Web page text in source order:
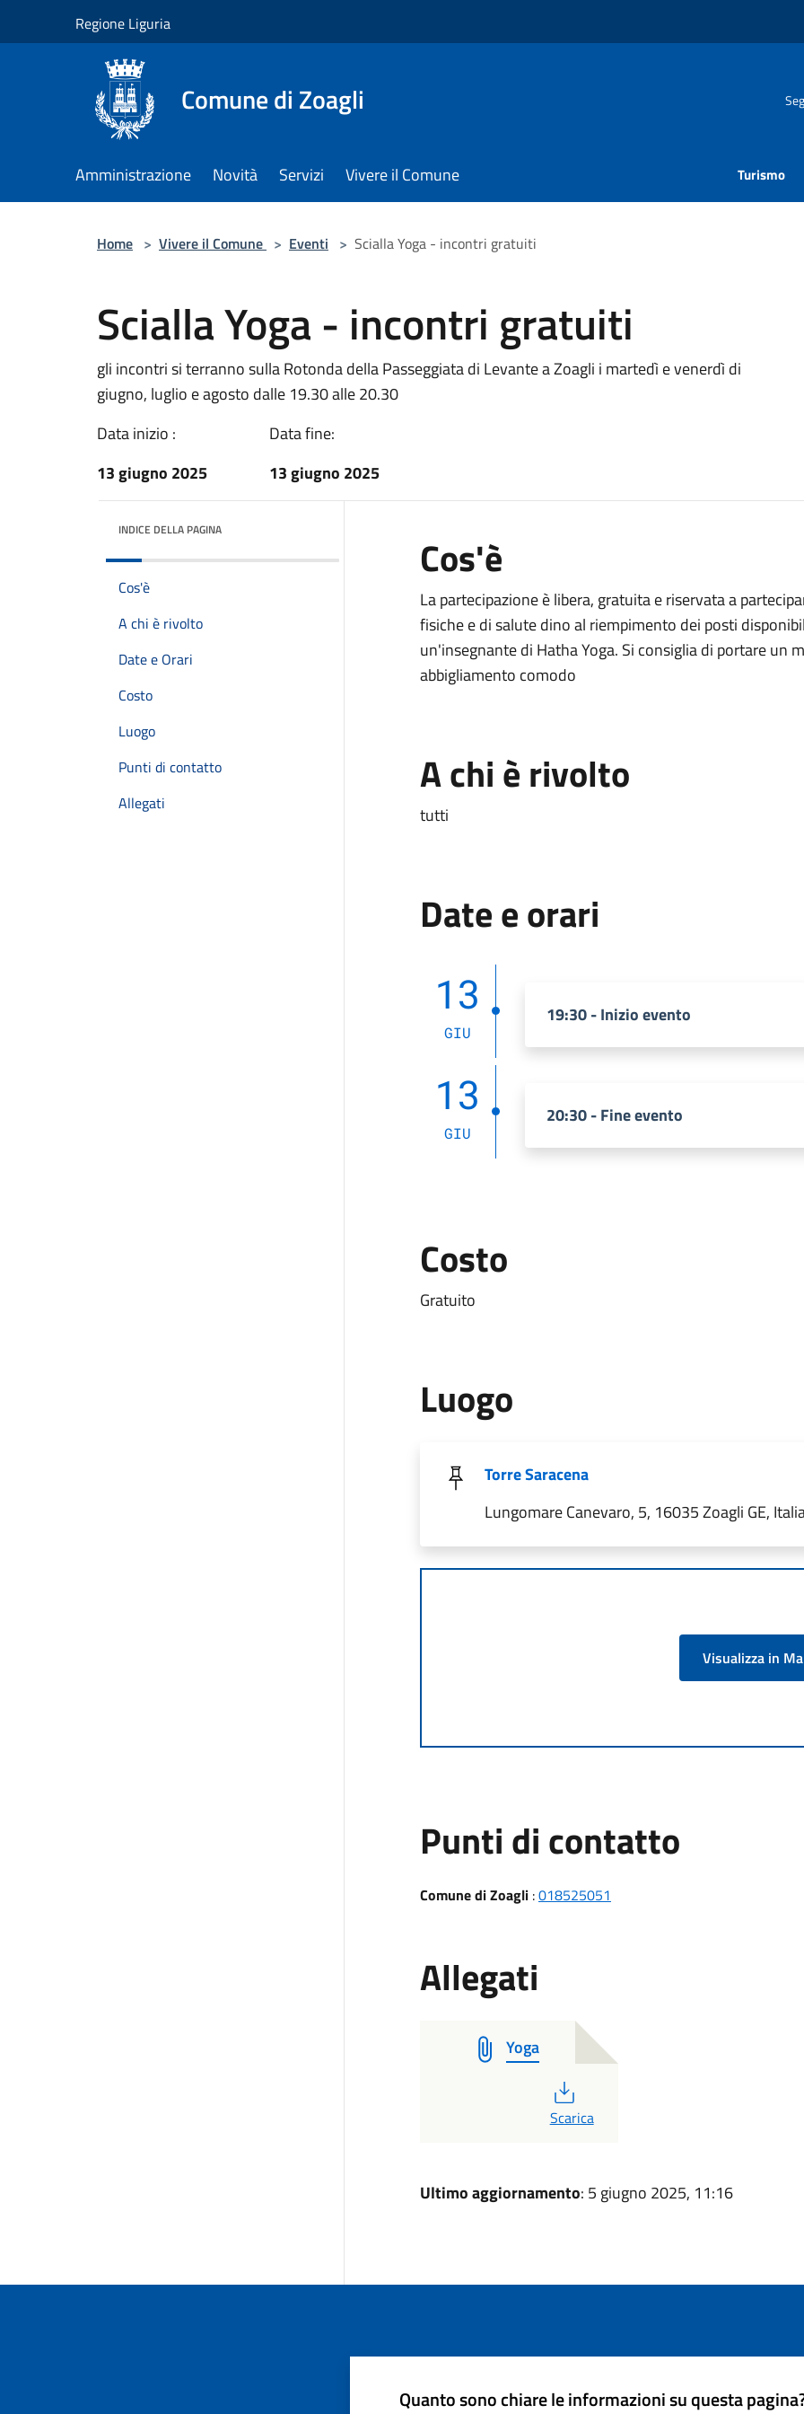
Regione Liguria
Comune di Zoagli
Amministrazione Novità Servizi Vivere il Comune Turismo
Home > Vivere il Comune > Eventi > Scialla Yoga - incontri gratuiti
Scialla Yoga - incontri gratuiti
gli incontri si terranno sulla Rotonda della Passeggiata di Levante a Zoagli i martedì e venerdì di
giugno, luglio e agosto dalle 19.30 alle 20.30
Data inizio :
13 giugno 2025
Data fine:
13 giugno 2025
INDICE DELLA PAGINA
Cos'è
A chi è rivolto
Date e Orari
Costo
Luogo
Punti di contatto
Allegati
Cos'è
La partecipazione è libera, gratuita e riservata a
fisiche e di salute dino al riempimento dei posti
un'insegnante di Hatha Yoga. Si consiglia di portare un
abbigliamento comodo
A chi è rivolto
tutti
Date e orari
13
GIU
19:30 - Inizio evento
13
GIU
20:30 - Fine evento
Costo
Gratuito
Luogo
Torre Saracena
Lungomare Canevaro, 5, 16035 Zoagli GE,
Visualizza in
Punti di contatto
Comune di Zoagli:018525051
Allegati
Yoga
PDF
Scarica
Ultimo aggiornamento: 5 giugno 2025, 11:16
Quanto sono chiare le informazioni su questa